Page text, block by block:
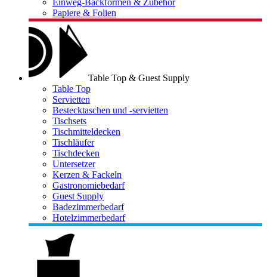
Einweg-Backformen & Zubehör
Papiere & Folien
Table Top & Guest Supply
Table Top
Servietten
Bestecktaschen und -servietten
Tischsets
Tischmitteldecken
Tischläufer
Tischdecken
Untersetzer
Kerzen & Fackeln
Gastronomiebedarf
Guest Supply
Badezimmerbedarf
Hotelzimmerbedarf